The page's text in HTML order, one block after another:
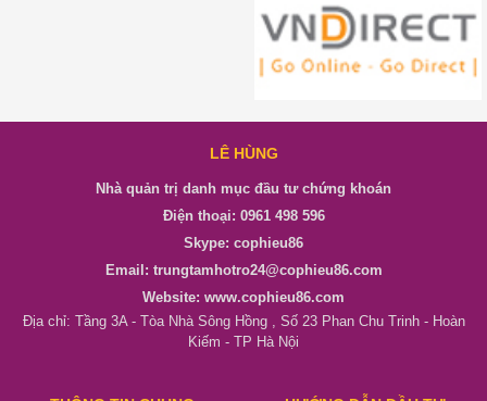
LÊ HÙNG
Nhà quản trị danh mục đầu tư chứng khoán
Điện thoại: 0961 498 596
Skype: cophieu86
Email: trungtamhotro24@cophieu86.com
Website: www.cophieu86.com
Địa chỉ: Tầng 3A - Tòa Nhà Sông Hồng , Số 23 Phan Chu Trinh - Hoàn
Kiếm - TP Hà Nội